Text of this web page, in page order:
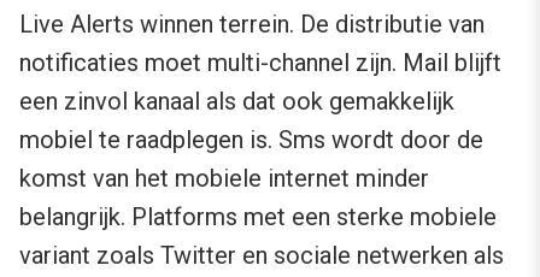
Live Alerts winnen terrein. De distributie van
notificaties moet multi-channel zijn. Mail blijft
een zinvol kanaal als dat ook gemakkelijk
mobiel te raadplegen is. Sms wordt door de
komst van het mobiele internet minder
belangrijk. Platforms met een sterke mobiele
variant zoals Twitter en sociale netwerken als